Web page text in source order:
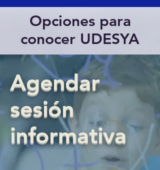
Opciones para
conocer UDESYA
Agendar
sesión
informativa